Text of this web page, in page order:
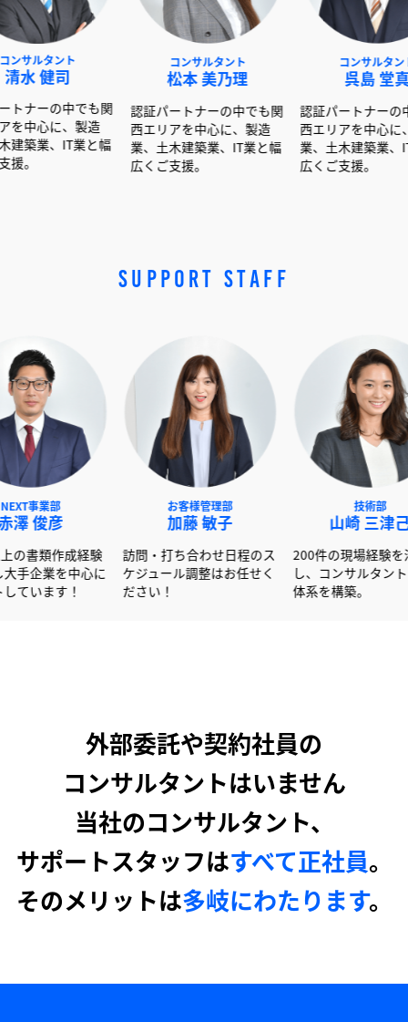
も関
造
と幅
松本 美乃理
認証パートナーの中でも関
西エリアを中心に、製造
業、土木建築業、IT業と幅
認証パートナーの中でも関
西エリアを中心に、製造
業、土木建築業、IT業と幅
SUPPORT STAFF
200件
し、
訪問・打ち合わせ日程のス
ケジュール調整はお任せく
600社以上の書類作成経験
を活かし大手企業を中心に
サポートしています！
外部委託や契約社員の
コンサルタントはいません
当社のコンサルタント、
サポートスタッフはすべて正社員。
そのメリットは多岐にわたります。